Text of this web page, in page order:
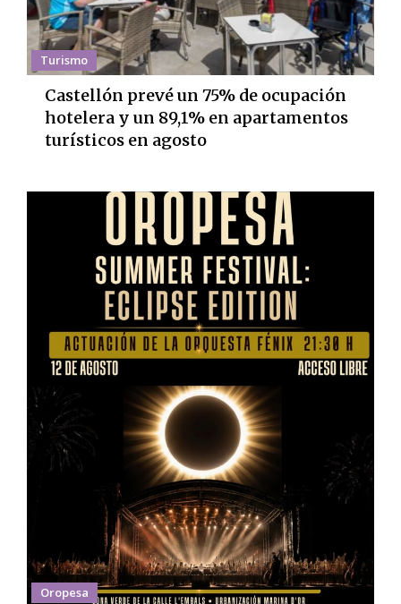
Turismo
Castellón prevé un 75% de ocupación
hotelera y un 89,1% en apartamentos
turísticos en agosto
Oropesa